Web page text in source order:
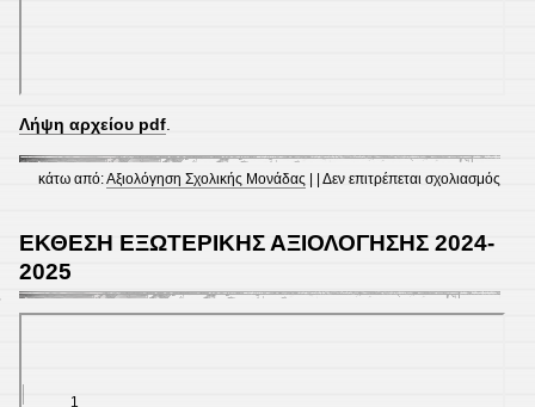
Λήψη αρχείου pdf
κάτω από:Αξιολόγηση Σχολικής Μονάδας | |Δεν επιτρέπεται σχολιασμός
2026
ΕΚΘΕΣΗ ΕΞΩΤΕΡΙΚΗΣ ΑΞΙΟΛΟΓΗΣΗΣ 2024-
2025